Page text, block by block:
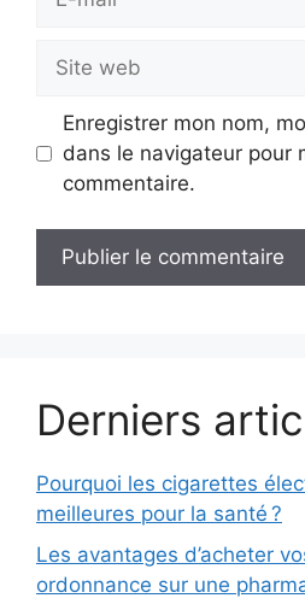
mail
web
Enregistrer mon nom,
dans le navigateur pour
commentaire.
Derniers
Pourquoi les cigarettes
meilleures pour la santé ?
Les avantages d’acheter
ordonnance sur une